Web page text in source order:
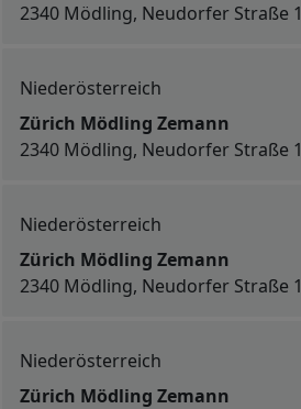
2340 Mödling, Neudorfer Straße 1
Niederösterreich
Zürich Mödling Zemann
2340 Mödling, Neudorfer Straße 1
Niederösterreich
Zürich Mödling Zemann
2340 Mödling, Neudorfer Straße 1
Niederösterreich
Zürich Mödling Zemann